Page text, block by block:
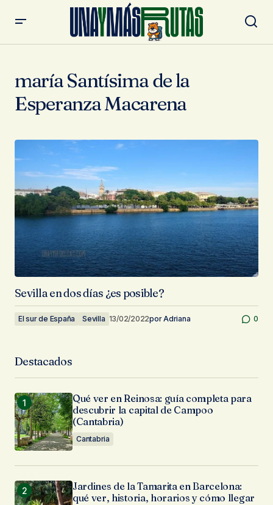
maría Santísima de la
Esperanza Macarena
Sevilla en dos días ¿es posible?
El sur de España Sevilla 13/02/2022porAdriana 0
Destacados
Qué ver en Reinosa: guía completa para
descubrir la capital de Campoo
(Cantabria)
Cantabria
Jardines de la Tamarita en Barcelona:
qué ver, historia, horarios y cómo llegar